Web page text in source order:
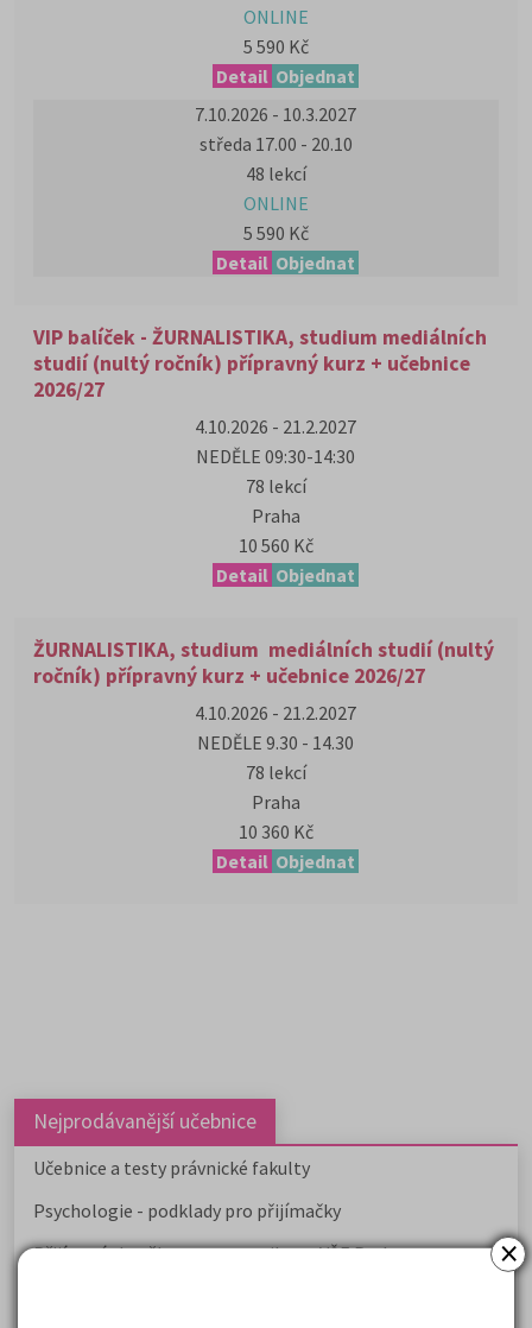
×
ONLINE
5 590 Kč
Detail Objednat
7.10.2026 - 10.3.2027
středa 17.00 - 20.10
48 lekcí
ONLINE
5 590 Kč
Detail Objednat
VIP balíček - ŽURNALISTIKA, studium mediálních
studií (nultý ročník) přípravný kurz + učebnice
2026/27
4.10.2026 - 21.2.2027
NEDĚLE 09:30-14:30
78 lekcí
Praha
10 560 Kč
Detail Objednat
ŽURNALISTIKA, studium mediálních studií (nultý
ročník) přípravný kurz + učebnice 2026/27
4.10.2026 - 21.2.2027
NEDĚLE 9.30 - 14.30
78 lekcí
Praha
10 360 Kč
Detail Objednat
Nejprodávanější učebnice
Učebnice a testy právnické fakulty
Psychologie - podklady pro přijímačky
Přijímací zkoušky z matematiky na VŠE Praha